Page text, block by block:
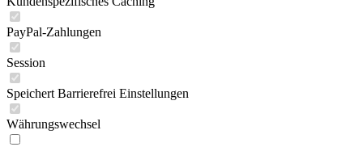
PayPal-Zahlungen
Session
Speichert Barrierefrei Einstellungen
Währungswechsel